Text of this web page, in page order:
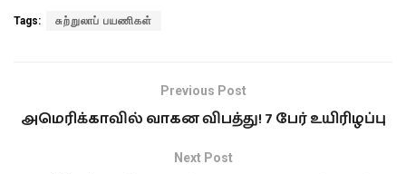
Tags: சுற்றுலாப் பயணிகள்
Previous Post
அமெரிக்காவில் வாகன விபத்து! 7 பேர் உயிரிழப்பு
Next Post